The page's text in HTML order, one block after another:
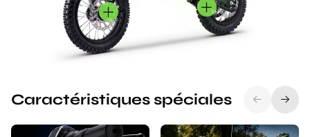
Caractéristiques spéciales